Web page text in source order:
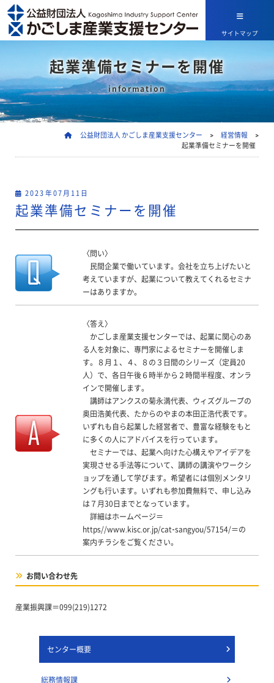
サイトマップ
起業準備セミナーを開催
information
公益財団法人 かごしま産業支援センター > 経営情報
>
起業準備セミナーを開催
2023年07月11日
起業準備セミナーを開催
〈問い〉
民間企業で働いています。会社を立ち上げたいと
考えていますが、起業について教えてくれるセミナ
ーはありますか。
〈答え〉
かごしま産業支援センターでは、起業に関心のあ
る人を対象に、専門家によるセミナーを開催しま
す。８月１、４、８の３日間のシリーズ（定員20
人）で、各日午後６時半から２時間半程度、オンラ
インで開催します。
講師はアンクスの菊永満代表、ウィズグループの
奥田浩美代表、たからのやまの本田正浩代表です。
いずれも自ら起業した経営者で、豊富な経験をもと
に多くの人にアドバイスを行っています。
セミナーでは、起業へ向けた心構えやアイデアを
実現させる手法等について、講師の講演やワークシ
ョップを通して学びます。希望者には個別メンタリ
ングも行います。いずれも参加費無料で、申し込み
は７月30日までとなっています。
詳細はホームページ＝
https//www.kisc.or.jp/cat-sangyou/57154/＝の
案内チラシをご覧ください。
お問い合わせ先
産業振興課＝099(219)1272
センター概要
総務情報課